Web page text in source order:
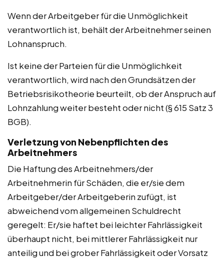
Wenn der Arbeitgeber für die Unmöglichkeit
verantwortlich ist, behält der Arbeitnehmer seinen
Lohnanspruch.
Ist keine der Parteien für die Unmöglichkeit
verantwortlich, wird nach den Grundsätzen der
Betriebsrisikotheorie beurteilt, ob der Anspruch auf
Lohnzahlung weiter besteht oder nicht (§ 615 Satz 3
BGB).
Verletzung von Nebenpflichten des
Arbeitnehmers
Die Haftung des Arbeitnehmers/der
Arbeitnehmerin für Schäden, die er/sie dem
Arbeitgeber/der Arbeitgeberin zufügt, ist
abweichend vom allgemeinen Schuldrecht
geregelt: Er/sie haftet bei leichter Fahrlässigkeit
überhaupt nicht, bei mittlerer Fahrlässigkeit nur
anteilig und bei grober Fahrlässigkeit oder Vorsatz